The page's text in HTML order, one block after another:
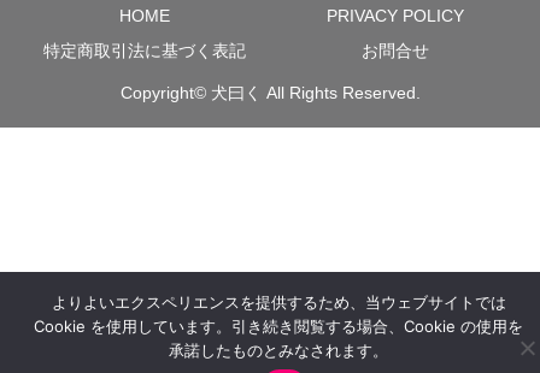
HOME
PRIVACY POLICY
特定商取引法に基づく表記
お問合せ
Copyright© 犬曰く All Rights Reserved.
よりよいエクスペリエンスを提供するため、当ウェブサイトでは
Cookie を使用しています。引き続き閲覧する場合、Cookie の使用を
承諾したものとみなされます。